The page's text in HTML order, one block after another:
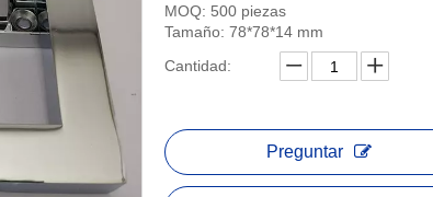
MOQ: 500 piezas
Tamaño: 78*78*14 mm
Cantidad:
Preguntar